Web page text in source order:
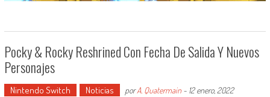
Pocky & Rocky Reshrined Con Fecha De Salida Y Nuevos
Personajes
Nintendo Switch Noticias porA. Quatermain- 12 enero, 2022